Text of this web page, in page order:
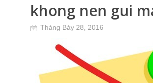
khong nen gui
Tháng Bảy 28, 2016